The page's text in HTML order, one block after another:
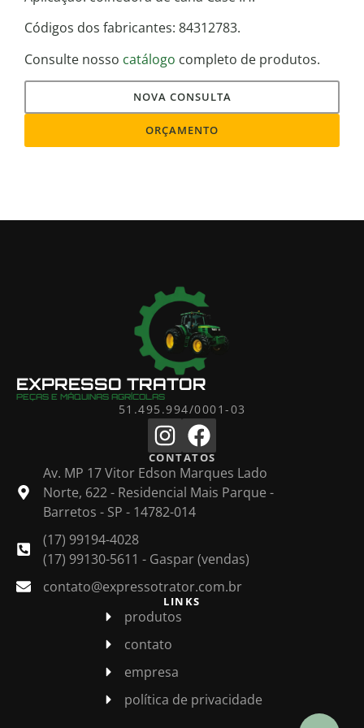
Códigos dos fabricantes: 84312783.
Consulte nosso catálogo completo de produtos.
NOVA CONSULTA
ORÇAMENTO
EXPRESSO TRATOR
PEÇAS E MÁQUINAS AGRÍCOLAS
51.495.994/0001-03
CONTATOS
Av. MP 17 Vitor Edson Marques Lado
Norte, 622 - Residencial Mais Parque -
Barretos - SP - 14782-014
(17) 99194-4028
(17) 99130-5611 - Gaspar (vendas)
contato@expressotrator.com.br
LINKS
produtos
contato
empresa
política de privacidade